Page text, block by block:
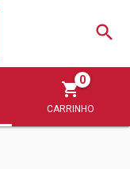
CARRINHO
0